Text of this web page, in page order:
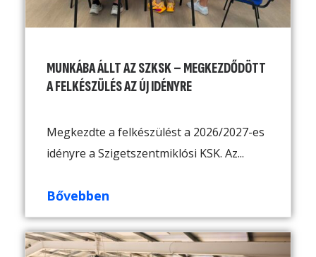
MUNKÁBA ÁLLT AZ SZKSK – MEGKEZDŐDÖTT
A FELKÉSZÜLÉS AZ ÚJ IDÉNYRE
Megkezdte a felkészülést a 2026/2027-es
idényre a Szigetszentmiklósi KSK. Az...
Bővebben